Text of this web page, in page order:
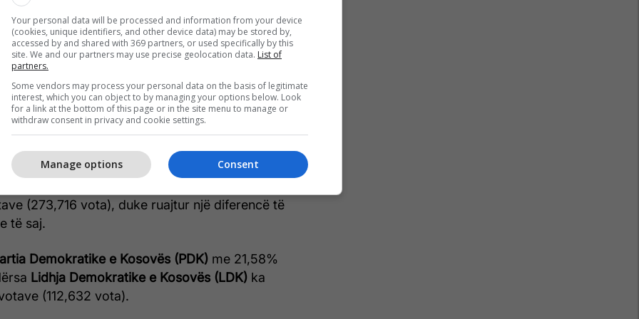
zgjedhore po vazhdojnë procesin e
ndërsa rezultatet përfundimtare pritet të
të të gjitha procedurave ligjore të
fundit preliminare nga mbi 90% të
nga KQZ-ja,
(273,716 vota), duke ruajtur një diferencë të
të saj.
Demokratike e Kosovës (PDK) me 21,58%
Lidhja Demokratike e Kosovës (LDK) ka
(112,632 vota).
Your personal data will be processed and information from your device
(cookies, unique identifiers, and other device data) may be stored by,
accessed by and shared with 369 partners, or used specifically by this
site. We and our partners may use precise geolocation data. List of
partners.
Some vendors may process your personal data on the basis of legitimate
interest, which you can object to by managing your options below. Look
for a link at the bottom of this page or in the site menu to manage or
withdraw consent in privacy and cookie settings.
Consent
Manage options